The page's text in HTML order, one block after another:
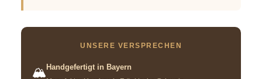
UNSERE VERSPRECHEN
🏔️ Handgefertigt in Bayern